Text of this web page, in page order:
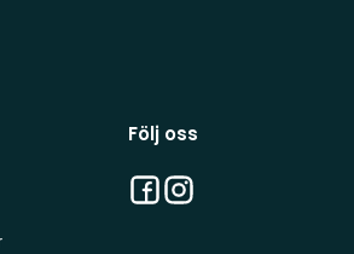
Följ oss
Facebook
Instagram